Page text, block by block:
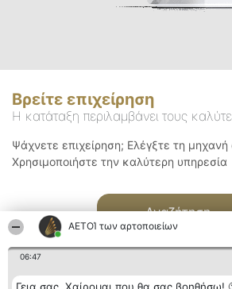
ΑΕΤΟΊ των αρτοποιείων
06:47
Βρείτε επιχείρηση
Η κατάταξη περιλαμβάνει τους
Ψάχνετε επιχείρηση; Ελέγξτε τη
Χρησιμοποιήστε την καλύτερη υπηρεσία
Αναζήτηση